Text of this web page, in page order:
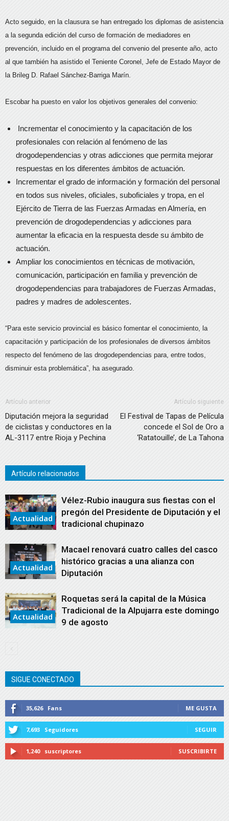
Acto seguido, en la clausura se han entregado los diplomas de asistencia
a la segunda edición del curso de formación de mediadores en
prevención, incluido en el programa del convenio del presente año, acto
al que también ha asistido el Teniente Coronel, Jefe de Estado Mayor de
la Brileg D. Rafael Sánchez-Barriga Marín.
Escobar ha puesto en valor los objetivos generales del convenio:
Incrementar el conocimiento y la capacitación de los
profesionales con relación al fenómeno de las
drogodependencias y otras adicciones que permita mejorar
respuestas en los diferentes ámbitos de actuación.
Incrementar el grado de información y formación del personal
en todos sus niveles, oficiales, suboficiales y tropa, en el
Ejército de Tierra de las Fuerzas Armadas en Almería, en
prevención de drogodependencias y adicciones para
aumentar la eficacia en la respuesta desde su ámbito de
actuación.
Ampliar los conocimientos en técnicas de motivación,
comunicación, participación en familia y prevención de
drogodependencias para trabajadores de Fuerzas Armadas,
padres y madres de adolescentes.
“Para este servicio provincial es básico fomentar el conocimiento, la
capacitación y participación de los profesionales de diversos ámbitos
respecto del fenómeno de las drogodependencias para, entre todos,
disminuir esta problemática”, ha asegurado.
Artículo anterior
Diputación mejora la seguridad
de ciclistas y conductores en la
AL-3117 entre Rioja y Pechina
Artículo siguiente
El Festival de Tapas de Película
concede el Sol de Oro a
‘Ratatouille’, de La Tahona
Artículo relacionados
Actualidad
Vélez-Rubio inaugura sus fiestas con el
pregón del Presidente de Diputación y el
tradicional chupinazo
Actualidad
Macael renovará cuatro calles del casco
histórico gracias a una alianza con
Diputación
Actualidad
Roquetas será la capital de la Música
Tradicional de la Alpujarra este domingo
9 de agosto
SIGUE CONECTADO
35,626 Fans ME GUSTA
7,693 Seguidores SEGUIR
1,240 suscriptores SUSCRIBIRTE